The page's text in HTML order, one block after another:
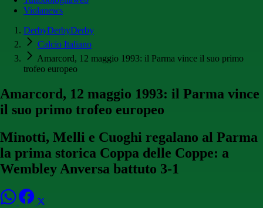
Violanews
DerbyDerbyDerby
Calcio Italiano
Amarcord, 12 maggio 1993: il Parma vince il suo primo
trofeo europeo
Amarcord, 12 maggio 1993: il Parma vince
il suo primo trofeo europeo
Minotti, Melli e Cuoghi regalano al Parma
la prima storica Coppa delle Coppe: a
Wembley Anversa battuto 3-1